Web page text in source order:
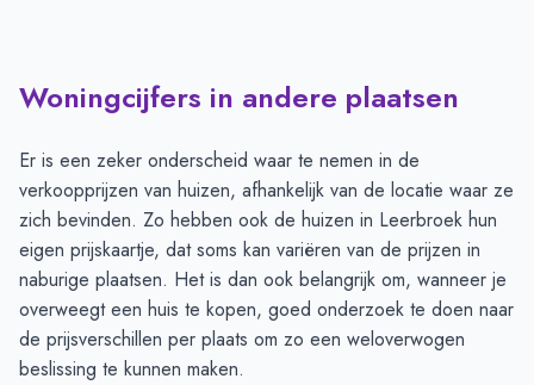
Woningcijfers in andere plaatsen
Er is een zeker onderscheid waar te nemen in de
verkoopprijzen van huizen, afhankelijk van de locatie waar ze
zich bevinden. Zo hebben ook de huizen in Leerbroek hun
eigen prijskaartje, dat soms kan variëren van de prijzen in
naburige plaatsen. Het is dan ook belangrijk om, wanneer je
overweegt een huis te kopen, goed onderzoek te doen naar
de prijsverschillen per plaats om zo een weloverwogen
beslissing te kunnen maken.